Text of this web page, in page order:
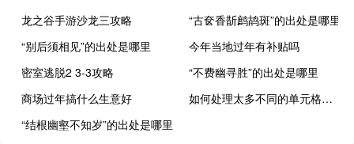
龙之谷手游沙龙三攻略
“古奁香斮鹧鸪斑”的出处是哪里
“别后须相见”的出处是哪里
今年当地过年有补贴吗
密室逃脱2 3-3攻略
“不费幽寻胜”的出处是哪里
商场过年搞什么生意好
如何处理太多不同的单元格格式？
“结根幽壑不知岁”的出处是哪里